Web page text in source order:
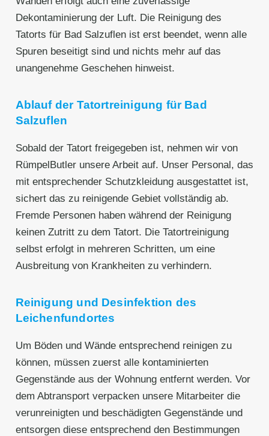
Dekontaminierung der Luft. Die Reinigung des
Tatorts für Bad Salzuflen ist erst beendet, wenn alle
Spuren beseitigt sind und nichts mehr auf das
unangenehme Geschehen hinweist.
Ablauf der Tatortreinigung für Bad
Salzuflen
Sobald der Tatort freigegeben ist, nehmen wir von
RümpelButler unsere Arbeit auf. Unser Personal, das
mit entsprechender Schutzkleidung ausgestattet ist,
sichert das zu reinigende Gebiet vollständig ab.
Fremde Personen haben während der Reinigung
keinen Zutritt zu dem Tatort. Die Tatortreinigung
selbst erfolgt in mehreren Schritten, um eine
Ausbreitung von Krankheiten zu verhindern.
Reinigung und Desinfektion des
Leichenfundortes
Um Böden und Wände entsprechend reinigen zu
können, müssen zuerst alle kontaminierten
Gegenstände aus der Wohnung entfernt werden. Vor
dem Abtransport verpacken unsere Mitarbeiter die
verunreinigten und beschädigten Gegenstände und
entsorgen diese entsprechend den Bestimmungen